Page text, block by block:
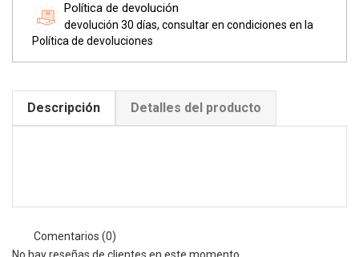
Política de devolución
devolución 30 días, consultar en condiciones en la
Política de devoluciones
Descripción Detalles del producto
Comentarios (0)